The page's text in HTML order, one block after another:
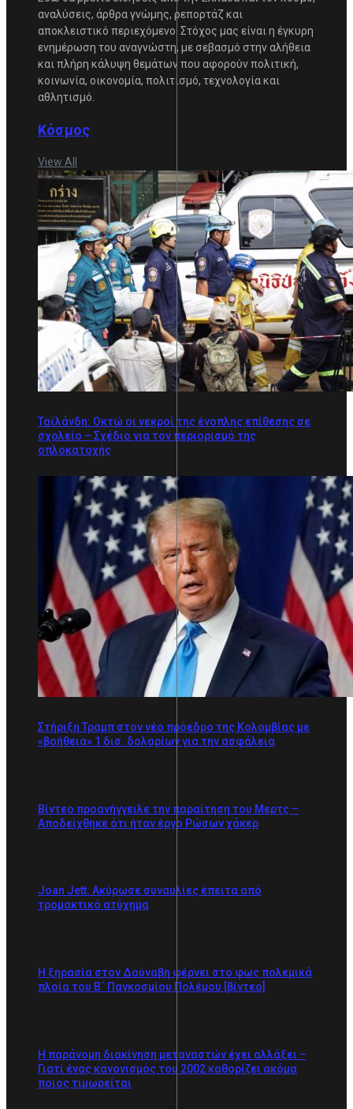
αναλύσεις, άρθρα γνώμης, ρεπορτάζ και
αποκλειστικό περιεχόμενο. Στόχος μας είναι η έγκυρη
ενημέρωση του αναγνώστη, με σεβασμό στην αλήθεια
και πλήρη κάλυψη θεμάτων που αφορούν πολιτική,
κοινωνία, οικονομία, πολιτισμό, τεχνολογία και
αθλητισμό.
Κόσμος
View All
Ταϊλάνδη: Οκτώ οι νεκροί της ένοπλης επίθεσης σε
σχολείο – Σχέδιο για τον περιορισμό της
οπλοκατοχής
Στήριξη Τραμπ στον νέο πρόεδρο της Κολομβίας με
«βοήθεια» 1 δισ. δολαρίων για την ασφάλεια
Βίντεο προανήγγειλε την παραίτηση του Μερτς –
Αποδείχθηκε ότι ήταν έργο Ρώσων χάκερ
Joan Jett: Ακύρωσε συναυλίες έπειτα από
τρομακτικό ατύχημα
Η ξηρασία στον Δούναβη φέρνει στο φως πολεμικά
πλοία του Β´ Παγκοσμίου Πολέμου [βίντεο]
Η παράνομη διακίνηση μεταναστών έχει αλλάξει –
Γιατί ένας κανονισμός του 2002 καθορίζει ακόμα
ποιος τιμωρείται